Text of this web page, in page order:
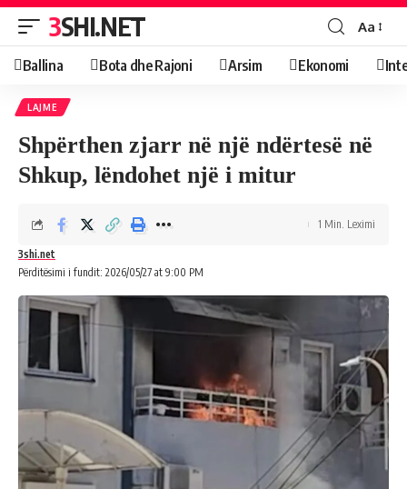
3SHI.NET Aa
Ballina Bota dhe Rajoni Arsim Ekonomi
LAJME
Shpërthen zjarr në një ndërtesë në
Shkup, lëndohet një i mitur
Përditësimi i fundit: 2026/05/27 at 9:00 PM
3shi.net
1 Min. Leximi